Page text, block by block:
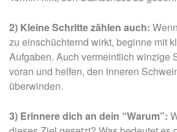
2) Kleine Schritte zählen auch:
zu einschüchternd wirkt, beginne mit
Aufgaben. Auch vermeintlich winzige
voran und helfen, den inneren
überwinden.
3) Erinnere dich an dein “Warum”: